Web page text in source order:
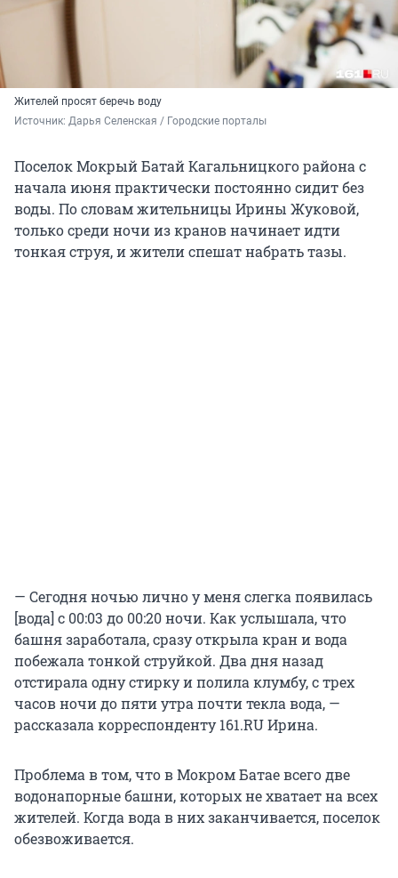
Жителей просят беречь воду
Источник: Дарья Селенская / Городские порталы
Поселок Мокрый Батай Кагальницкого района с
начала июня практически постоянно сидит без
воды. По словам жительницы Ирины Жуковой,
только среди ночи из кранов начинает идти
тонкая струя, и жители спешат набрать тазы.
— Сегодня ночью лично у меня слегка появилась
[вода] с 00:03 до 00:20 ночи. Как услышала, что
башня заработала, сразу открыла кран и вода
побежала тонкой струйкой. Два дня назад
отстирала одну стирку и полила клумбу, с трех
часов ночи до пяти утра почти текла вода, —
рассказала корреспонденту 161.RU Ирина.
Проблема в том, что в Мокром Батае всего две
водонапорные башни, которых не хватает на всех
жителей. Когда вода в них заканчивается, поселок
обезвоживается.